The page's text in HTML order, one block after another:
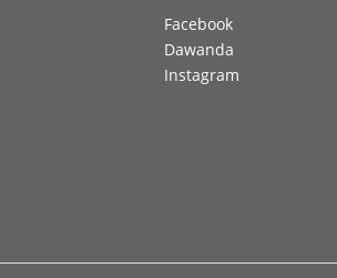
Facebook
Dawanda
Instagram